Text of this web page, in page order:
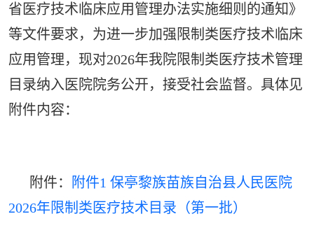
省医疗技术临床应用管理办法实施细则的通知》
等文件要求，为进一步加强限制类医疗技术临床
应用管理，现对2026年我院限制类医疗技术管理
目录纳入医院院务公开，接受社会监督。具体见
附件内容：
附件：
附件1 保亭黎族苗族自治县人民医院
2026年限制类医疗技术目录（第一批）